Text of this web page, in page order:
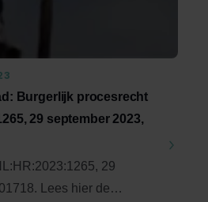
Burgerlijk procesrecht
29 september 2023,
29
Lees hier de